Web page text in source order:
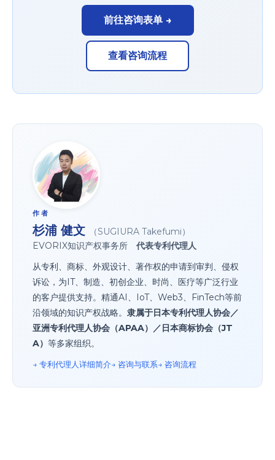
前往咨询表单 →
查看咨询流程
作者
杉浦 健文
（SUGIURA Takefumi）
EVORIX知识产权事务所 代表专利代理人
从专利、商标、外观设计、著作权的申请到审判、侵权
诉讼，为IT、制造、初创企业、时尚、医疗等广泛行业
的客户提供支持。精通AI、IoT、Web3、FinTech等前
沿领域的知识产权战略。 隶属于日本专利代理人协会／
亚洲专利代理人协会（APAA）／日本商标协会（JT
A） 等多家组织。
→ 专利代理人详细简介→ 咨询与联系→ 咨询流程